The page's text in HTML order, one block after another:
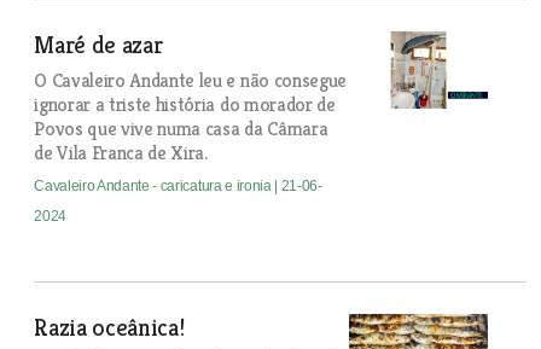
Maré de azar
O Cavaleiro Andante leu e não consegue
ignorar a triste história do morador de
Povos que vive numa casa da Câmara
de Vila Franca de Xira.
Cavaleiro Andante - caricatura e ironia | 21-06-
2024
Razia oceânica!